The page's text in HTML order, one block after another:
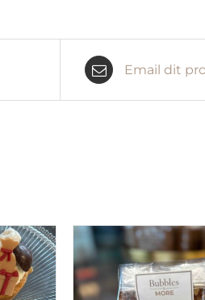
Email dit